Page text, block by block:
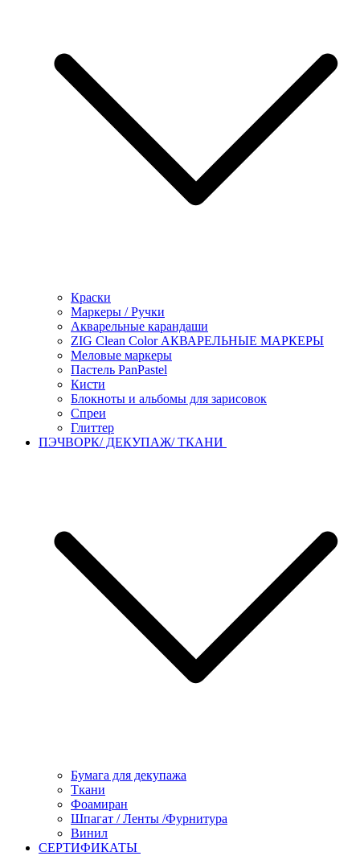
Краски
Маркеры / Ручки
Акварельные карандаши
ZIG Clean Color АКВАРЕЛЬНЫЕ МАРКЕРЫ
Меловые маркеры
Пастель PanPastel
Кисти
Блокноты и альбомы для зарисовок
Спреи
Глиттер
ПЭЧВОРК/ ДЕКУПАЖ/ ТКАНИ
Бумага для декупажа
Ткани
Фоамиран
Шпагат / Ленты /Фурнитура
Винил
СЕРТИФИКАТЫ